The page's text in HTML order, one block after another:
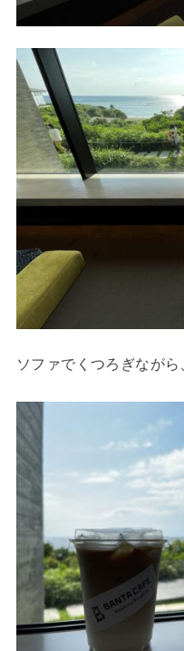
ソファでくつろぎながら